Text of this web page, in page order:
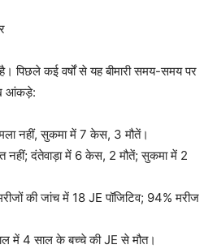
पिछले कई वर्षों से यह बीमारी समय-समय पर
आंकड़े:
नहीं, सुकमा में 7 केस, 3 मौतें।
नहीं; दंतेवाड़ा में 6 केस, 2 मौतें; सुकमा में 2
की जांच में 18 JE पॉजिटिव; 94% मरीज
में 4 साल के बच्चे की JE से मौत।